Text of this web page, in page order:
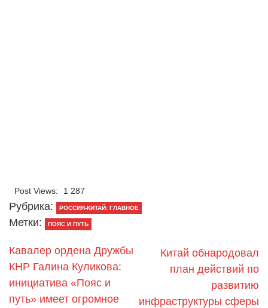
Post Views: 1 287
Рубрика: РОССИЯ-КИТАЙ: ГЛАВНОЕ
Метки: ПОЯС И ПУТЬ
Кавалер ордена Дружбы
КНР Галина Куликова:
инициатива «Пояс и
путь» имеет огромное
​Китай обнародовал
план действий по
развитию
инфраструктуры сферы